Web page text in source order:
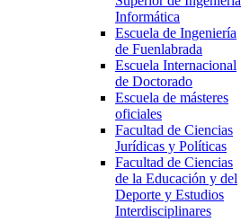
Informática
Escuela de Ingeniería
de Fuenlabrada
Escuela Internacional
de Doctorado
Escuela de másteres
oficiales
Facultad de Ciencias
Jurídicas y Políticas
Facultad de Ciencias
de la Educación y del
Deporte y Estudios
Interdisciplinares